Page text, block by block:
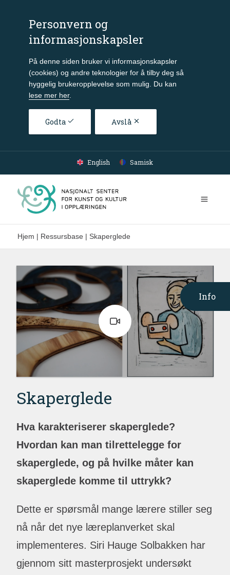
Personvern og
informasjonskapsler
På denne siden bruker vi informasjonskapsler
(cookies) og andre teknologier for å tilby deg så
hyggelig brukeropplevelse som mulig. Du kan
lese mer her.
Godta Avslå
Gå til hovedinnhold
English Samisk
Hjem | Ressursbase | Skaperglede
Info
Skaperglede
Hva karakteriserer skaperglede?
Hvordan kan man tilrettelegge for
skaperglede, og på hvilke måter kan
skaperglede komme til uttrykk?
Dette er spørsmål mange lærere stiller seg
nå når det nye læreplanverket skal
implementeres. Siri Hauge Solbakken har
gjennom sitt masterprosjekt undersøkt